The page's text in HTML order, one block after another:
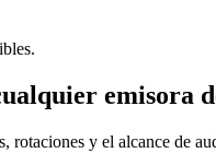
emisora
rotaciones y el alcance de